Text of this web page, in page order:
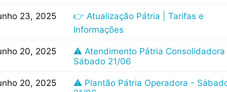
23, 2025
👉 Atualização Pátria | Tarifas e
Informações
20, 2025
⚠ Atendimento Pátria
Sábado 21/06
20, 2025
⚠ Plantão Pátria Operadora -